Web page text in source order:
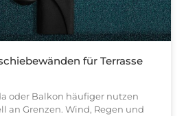
für Terrasse
oder Balkon häufiger nutzen
an Grenzen. Wind, Regen und